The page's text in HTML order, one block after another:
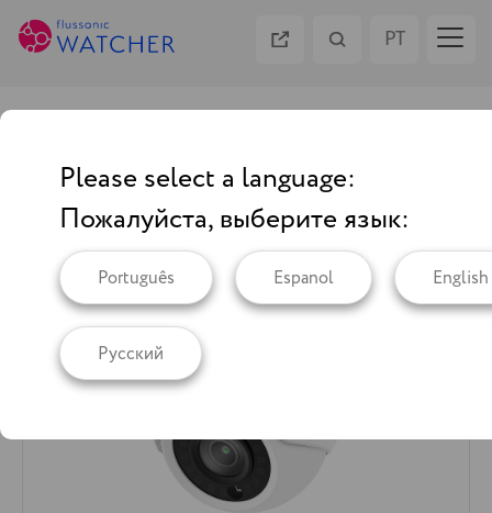
PT
RU
Flussonic Dome v3
Please select a language:
Пожалуйста, выберите язык:
Português Espanol English
Русский